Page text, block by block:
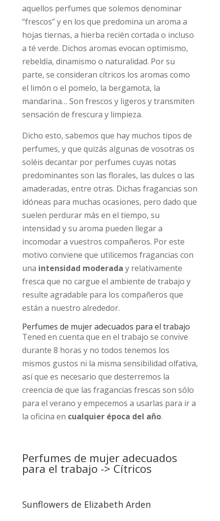
aquellos perfumes que solemos denominar
“frescos” y en los que predomina un aroma a
hojas tiernas, a hierba recién cortada o incluso
a té verde. Dichos aromas evocan optimismo,
rebeldía, dinamismo o naturalidad. Por su
parte, se consideran cítricos los aromas como
el limón o el pomelo, la bergamota, la
mandarina… Son frescos y ligeros y transmiten
sensación de frescura y limpieza.
Dicho esto, sabemos que hay muchos tipos de
perfumes, y que quizás algunas de vosotras os
soléis decantar por perfumes cuyas notas
predominantes son las florales, las dulces o las
amaderadas, entre otras. Dichas fragancias son
idóneas para muchas ocasiones, pero dado que
suelen perdurar más en el tiempo, su
intensidad y su aroma pueden llegar a
incomodar a vuestros compañeros. Por este
motivo conviene que utilicemos fragancias con
una intensidad moderada y relativamente
fresca que no cargue el ambiente de trabajo y
resulte agradable para los compañeros que
están a nuestro alrededor.
Perfumes de mujer adecuados para el trabajo
Tened en cuenta que en el trabajo se convive
durante 8 horas y no todos tenemos los
mismos gustos ni la misma sensibilidad olfativa,
así que es necesario que desterremos la
creencia de que las fragancias frescas son sólo
para el verano y empecemos a usarlas para ir a
la oficina en cualquier época del año.
Perfumes de mujer adecuados
para el trabajo -> Cítricos
Sunflowers de Elizabeth Arden